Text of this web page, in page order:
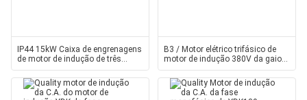
IP44 15kW Caixa de engrenagens
de motor de indução de três
fases Normas CEI
B3 / Motor elétrico trifásico de
motor de indução 380V da gaiola
de esquilo IE3 3kW